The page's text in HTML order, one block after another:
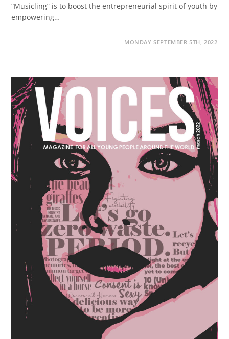
“Musicling” is to boost the entrepreneurial spirit of youth by
empowering…
MONDAY SEPTEMBER 5TH, 2022